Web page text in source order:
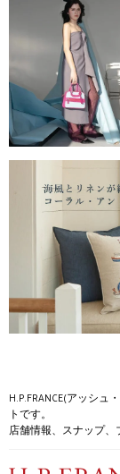
H.P.FRANCE(アッシ
トです。
店舗情報、スナップ、